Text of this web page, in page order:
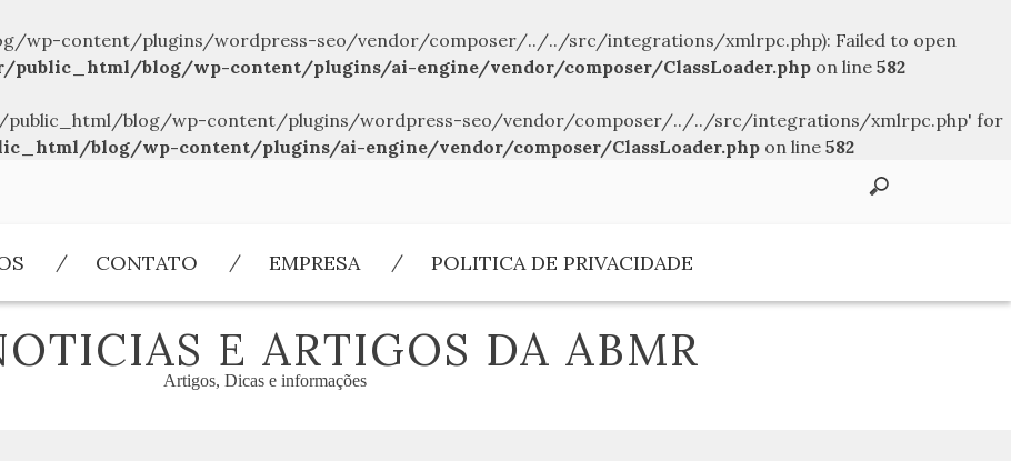
wp-content/plugins/wordpress-seo/vendor/composer/../../src/integrations/xmlrpc.php): Failed to open
public_html/blog/wp-content/plugins/ai-engine/vendor/composer/ClassLoader.php on line 582
public_html/blog/wp-content/plugins/wordpress-seo/vendor/composer/../../src/integrations/xmlrpc.php' for
blog/wp-content/plugins/ai-engine/vendor/composer/ClassLoader.php on line 582
CONTATO EMPRESA POLITICA DE PRIVACIDADE
E ARTIGOS DA ABMR
Artigos, Dicas e informações